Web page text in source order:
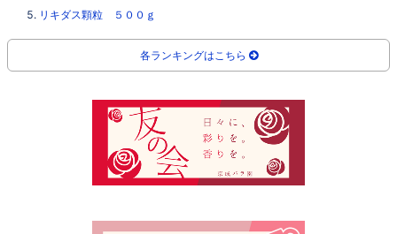
リキダス顆粒 ５００ｇ
各ランキングはこちら